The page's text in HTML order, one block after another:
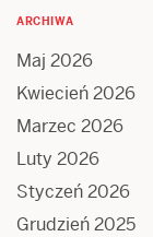
ARCHIWA
Maj 2026
Kwiecień 2026
Marzec 2026
Luty 2026
Styczeń 2026
Grudzień 2025